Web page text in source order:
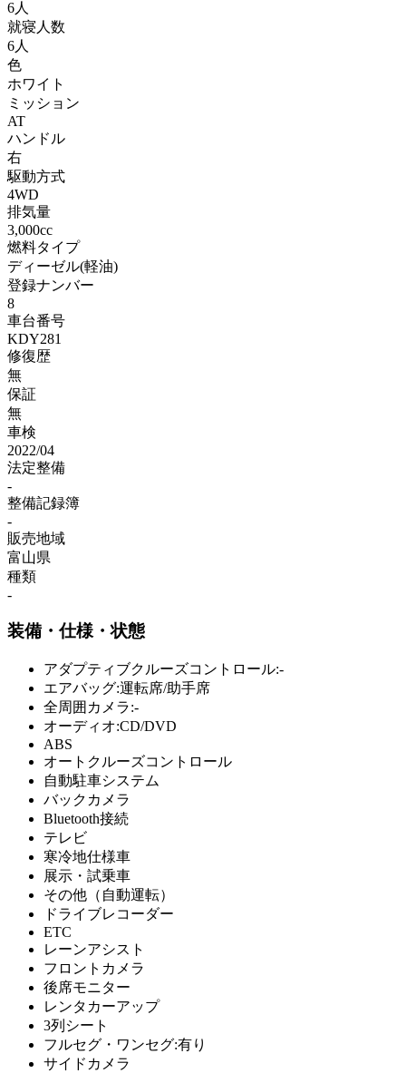
6人
就寝人数
6人
色
ホワイト
ミッション
AT
ハンドル
右
駆動方式
4WD
排気量
3,000cc
燃料タイプ
ディーゼル(軽油)
登録ナンバー
8
車台番号
KDY281
修復歴
無
保証
無
車検
2022/04
法定整備
-
整備記録簿
-
販売地域
富山県
種類
-
装備・仕様・状態
アダプティブクルーズコントロール:-
エアバッグ:運転席/助手席
全周囲カメラ:-
オーディオ:CD/DVD
ABS
オートクルーズコントロール
自動駐車システム
バックカメラ
Bluetooth接続
テレビ
寒冷地仕様車
展示・試乗車
その他（自動運転）
ドライブレコーダー
ETC
レーンアシスト
フロントカメラ
後席モニター
レンタカーアップ
3列シート
フルセグ・ワンセグ:有り
サイドカメラ